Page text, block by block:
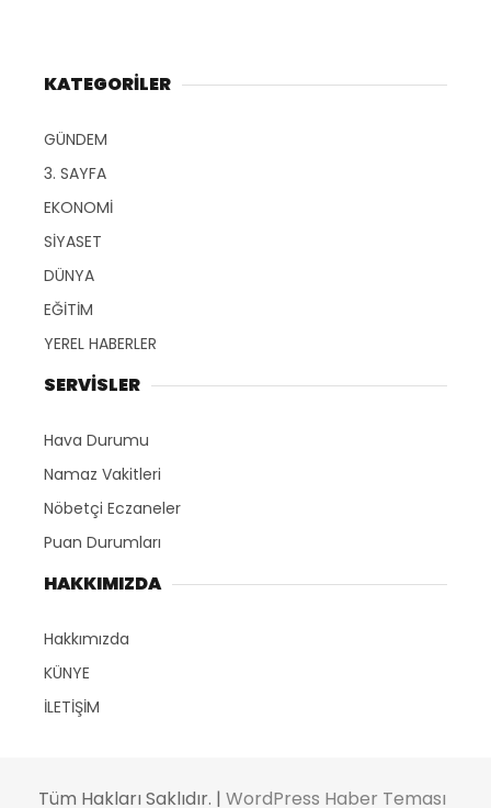
KATEGORİLER
GÜNDEM
3. SAYFA
EKONOMİ
SİYASET
DÜNYA
EĞİTİM
YEREL HABERLER
SERVİSLER
Hava Durumu
Namaz Vakitleri
Nöbetçi Eczaneler
Puan Durumları
HAKKIMIZDA
Hakkımızda
KÜNYE
İLETİŞİM
Tüm Hakları Saklıdır. | WordPress Haber Teması